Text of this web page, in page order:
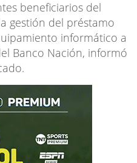
beneficiarios del
gestión del préstamo
informático a
Banco Nación, informó